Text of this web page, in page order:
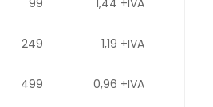
99 1,44 +IVA
249 1,19 +IVA
499 0,96 +IVA